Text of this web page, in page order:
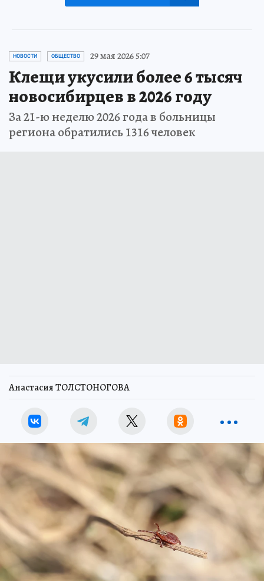
НОВОСТИ ОБЩЕСТВО 29 мая 2026 5:07
Клещи укусили более 6 тысяч
новосибирцев в 2026 году
За 21-ю неделю 2026 года в больницы
региона обратились 1316 человек
Анастасия ТОЛСТОНОГОВА